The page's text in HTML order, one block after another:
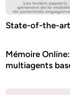
State-of-the-
Mémoire
multiagents